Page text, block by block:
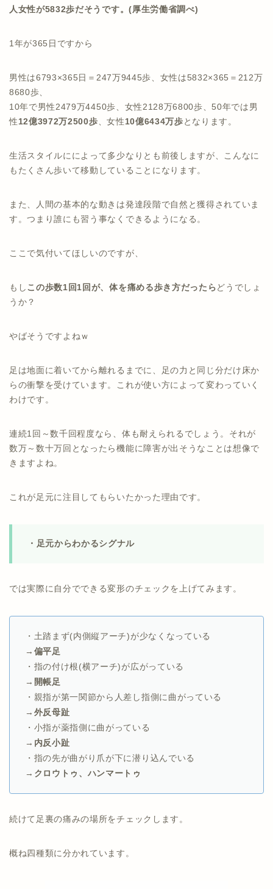
人女性が5832歩だそうです。(厚生労働省調べ)
1年が365日ですから
男性は6793×365日＝247万9445歩、女性は5832×365＝212万
8680歩、
10年で男性2479万4450歩、女性2128万6800歩、50年では男
性 12億3972万2500歩 、女性 10億6434万歩 となります。
生活スタイルにによって多少なりとも前後しますが、こんなに
もたくさん歩いて移動していることになります。
また、人間の基本的な動きは発達段階で自然と獲得されていま
す。つまり誰にも習う事なくできるようになる。
ここで気付いてほしいのですが、
もし この歩数1回1回が、体を痛める歩き方だったら どうでしょ
うか？
やばそうですよねｗ
足は地面に着いてから離れるまでに、足の力と同じ分だけ床か
らの衝撃を受けています。これが使い方によって変わっていく
わけです。
連続1回～数千回程度なら、体も耐えられるでしょう。それが
数万～数十万回となったら機能に障害が出そうなことは想像で
きますよね。
これが足元に注目してもらいたかった理由です。
・足元からわかるシグナル
では実際に自分でできる変形のチェックを上げてみます。
・土踏まず(内側縦アーチ)が少なくなっている
→ 偏平足
・指の付け根(横アーチ)が広がっている
→ 開帳足
・親指が第一関節から人差し指側に曲がっている
→ 外反母趾
・小指が薬指側に曲がっている
→ 内反小趾
・指の先が曲がり爪が下に潜り込んでいる
→ クロウトゥ、ハンマートゥ
続けて足裏の痛みの場所をチェックします。
概ね四種類に分かれています。